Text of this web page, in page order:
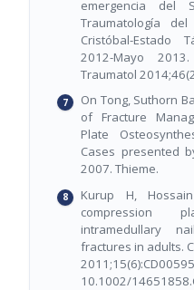
emergencia del
Traumatología
Cristóbal-Estado
2012-Mayo
Traumatol
On Tong, Suthorn
of Fracture
Plate
Cases presented
2007. Thieme.
Kurup H,
compression
intramedullary
fractures in adults.
10.1002/